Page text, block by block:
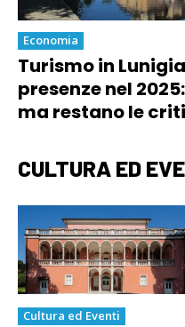
Economia
Turismo in
presenze nel
ma restano le
CULTURA ED
Cultura ed Eventi